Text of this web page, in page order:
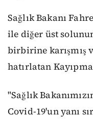
Sağlık Bakanı
ile diğer üst
birbirine karışmış
hatırlatan
"Sağlık
Covid-19'un yanı